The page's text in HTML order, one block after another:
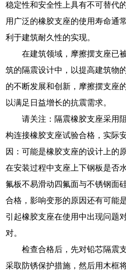
稳定性和安全性上具有不可替代
用广泛的橡胶支座的使用寿命通
利于建筑耐久性的实现。
在建筑领域，摩擦摆支座已
筑的隔震设计中，以提高建筑物
的不断发展和创新，摩擦摆支座
以满足日益增长的抗震需求。
请关注：隔震橡胶支座采用
构连接橡胶支座试验合格，实际
因：可能是橡胶支座的设计上的
在安装过程中支座上下钢板是否
氟板不易滑动四氟面与不锈钢面
合格，影响变形的原因还有可能
引起橡胶支座在使用中出现问题
对。
检查合格后，先对铅芯隔震
采取防锈保护措施，然后用木框